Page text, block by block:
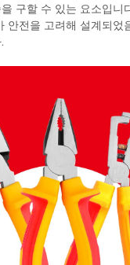
구할 수 있는 요소입니
안전을 고려해 설계되었